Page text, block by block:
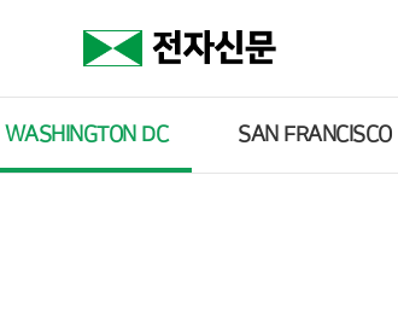
WASHINGTON DC SAN FRANCISCO